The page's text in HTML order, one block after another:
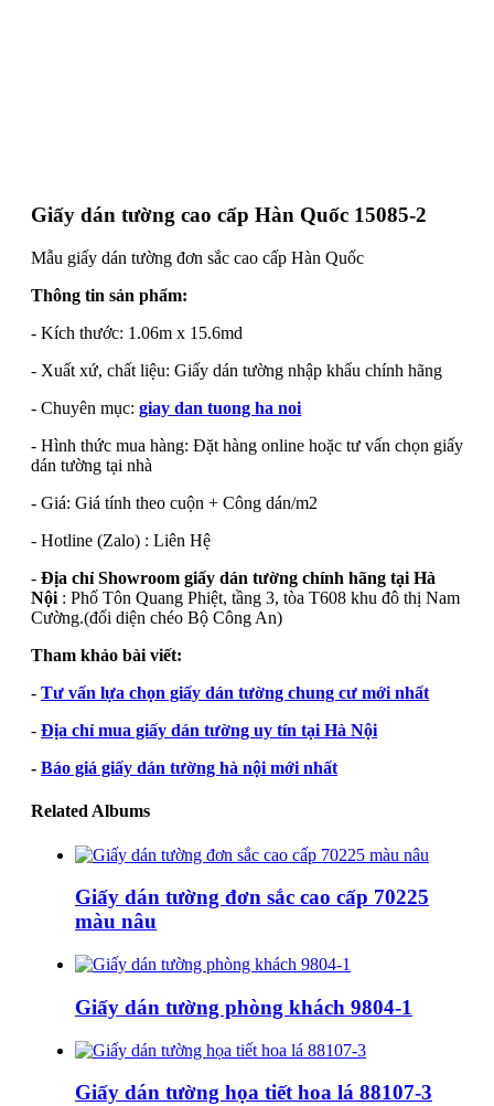
Giấy dán tường cao cấp Hàn Quốc 15085-2
Mẫu giấy dán tường đơn sắc cao cấp Hàn Quốc
Thông tin sản phẩm:
- Kích thước: 1.06m x 15.6md
- Xuất xứ, chất liệu: Giấy dán tường nhập khẩu chính hãng
- Chuyên mục: giay dan tuong ha noi
- Hình thức mua hàng: Đặt hàng online hoặc tư vấn chọn giấy
dán tường tại nhà
- Giá: Giá tính theo cuộn + Công dán/m2
- Hotline (Zalo) : Liên Hệ
- Địa chỉ Showroom giấy dán tường chính hãng tại Hà
Nội : Phố Tôn Quang Phiệt, tầng 3, tòa T608 khu đô thị Nam
Cường.(đối diện chéo Bộ Công An)
Tham khảo bài viết:
- Tư vấn lựa chọn giấy dán tường chung cư mới nhất
- Địa chỉ mua giấy dán tường uy tín tại Hà Nội
- Báo giá giấy dán tường hà nội mới nhất
Related Albums
Giấy dán tường đơn sắc cao cấp 70225
màu nâu
Giấy dán tường phòng khách 9804-1
Giấy dán tường họa tiết hoa lá 88107-3